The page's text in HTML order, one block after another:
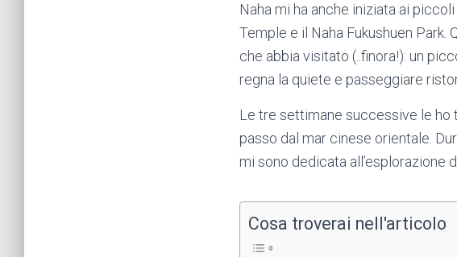
Naha mi ha anche iniziata ai
Temple e il Naha Fukushuen Park.
che abbia visitato (..finora!): un
regna la quiete e passeggiare
Le tre settimane successive le ho
passo dal mar cinese orientale.
mi sono dedicata all’esplorazione
Cosa troverai nell'articolo